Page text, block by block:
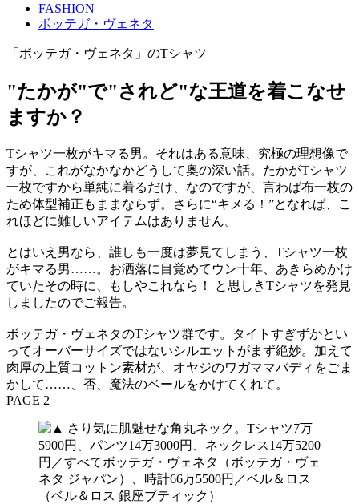
FASHION
ボッテガ・ヴェネタ
「ボッテガ・ヴェネタ」のTシャツ
"たかが"で"されど"な王道を着こなせ
ますか？
Tシャツ一枚がキマる男。それはある意味、究極の理想像で
すが、これがなかなかどうして奥の深い話。たかがTシャツ
一枚ですから単純に着るだけ、なのですが、言わば布一枚の
ため体型補正もままならず。さらに“キメる！”となれば、こ
れほどに難しいアイテムはありません。
とはいえ男なら、誰しも一度は夢見てしまう、Tシャツ一枚
がキマる男……。お洒落に目覚めてウン十年、あきらめかけ
ていたその時に、もしやこれなら！ と思しきTシャツを発見
しましたのでご報告。
ボッテガ・ヴェネタのTシャツ群です。タイトすぎずかとい
ってオーバーサイズではないシルエットがまず絶妙。加えて
肉厚の上質コットン素材が、オヤジのワガママバディをごま
かして……、否、魔法のベールをかけてくれて。
PAGE 2